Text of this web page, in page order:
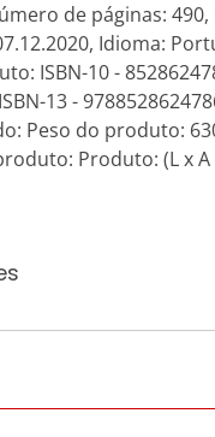
de páginas: 490,
Idioma:
ISBN-10 -
13 -
Peso do produto:
Produto: (L x A